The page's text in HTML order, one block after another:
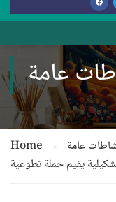
عامة
Home
عامة
يقيم حملة تطوعية